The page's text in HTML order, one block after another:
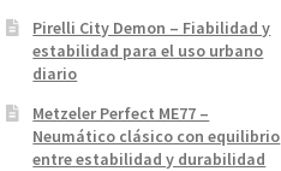
Pirelli City Demon – Fiabilidad y
estabilidad para el uso urbano
diario
Metzeler Perfect ME77 –
Neumático clásico con equilibrio
entre estabilidad y durabilidad